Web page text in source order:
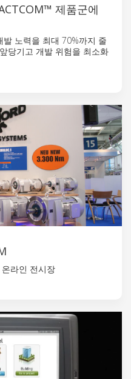
제품군에
노력을 최대 70%까지 줄
당기고 개발 위험을 최소화
라인 전시장